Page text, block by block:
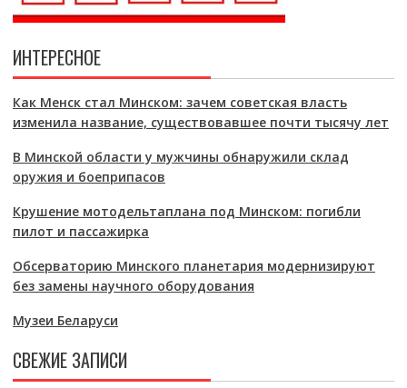
ИНТЕРЕСНОЕ
Как Менск стал Минском: зачем советская власть
изменила название, существовавшее почти тысячу лет
В Минской области у мужчины обнаружили склад
оружия и боеприпасов
Крушение мотодельтаплана под Минском: погибли
пилот и пассажирка
Обсерваторию Минского планетария модернизируют
без замены научного оборудования
Музеи Беларуси
СВЕЖИЕ ЗАПИСИ